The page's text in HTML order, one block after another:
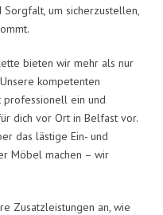
um sicherzustellen,
bieten wir mehr als nur
kompetenten
professionell ein und
dich vor Ort in Belfast vor.
das lästige Ein- und
Möbel machen – wir
Zusatzleistungen an, wie